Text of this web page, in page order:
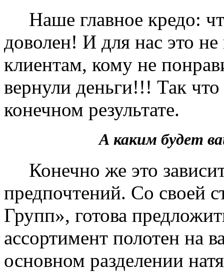
Наше главное кредо:
доволен! И для нас это
клиентам, кому не
вернули деньги!!! Так
конечном результате.
А каким будет
Конечно же это
предпочтений. Со своей
Групп», готова
ассортимент полотен на
основном разделении